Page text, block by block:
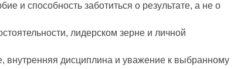
и способность заботиться о результате, а не о
лидерском зерне и личной
внутренняя дисциплина и уважение к выбранному